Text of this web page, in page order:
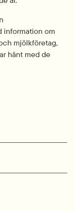
information om
mjölkföretag,
hänt med de